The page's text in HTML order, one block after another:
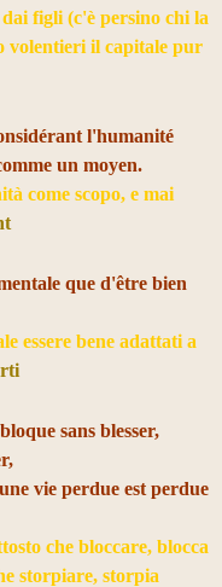
figli (c'è persino chi la
volentieri il capitale pur
l'humanité
un moyen.
come scopo, e mai
que d'être bien
essere bene adattati a
sans blesser,
vie perdue est perdue
che bloccare, blocca
storpiare, storpia